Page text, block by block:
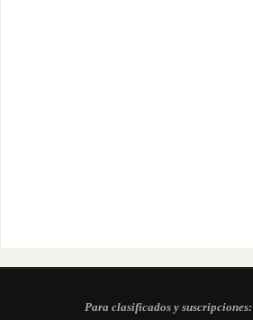
Para clasificados y suscripciones: